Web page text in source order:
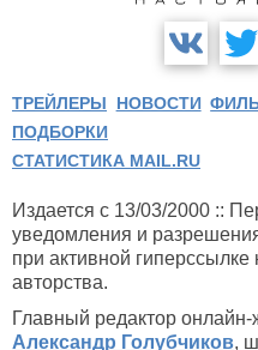
ТРЕЙЛЕРЫ НОВОСТИ
ПОДБОРКИ
СТАТИСТИКА MAIL.RU
Издается с 13/03/2000 ::
уведомления и
при активной гиперссылке
авторства.
Главный редактор
Александр Голубчиков,